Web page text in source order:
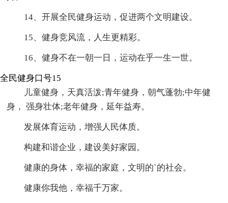
14、开展全民健身运动，促进两个文明建设。
15、健身竞风流，人生更精彩。
16、健身不在一朝一日，运动在乎一生一世。
全民健身口号15
儿童健身，天真活泼;青年健身，朝气蓬勃;中年健
身， 强身壮体;老年健身，延年益寿。
发展体育运动，增强人民体质。
构建和谐企业，建设美好家园。
健康的身体，幸福的家庭，文明的`的社会。
健康你我他，幸福千万家。